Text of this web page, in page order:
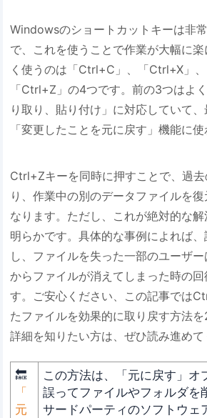
Windowsのショートカットキーは非
で、これを使うことで作業が大幅に
く使うのは「Ctrl+C」、「Ctrl+X」、
「Ctrl+Z」の4つです。前の3つはよ
り取り、貼り付け」に対応していて
「変更したことを元に戻す」機能に使
Ctrl+Zキーを同時に押すことで、過
り、作業中の別のデータファイルを
なります。ただし、これが絶対的な
明らかです。具体的な事例によれば
し、ファイルを失った一部のユーザ
からファイルが消えてしまった時の
す。ご安心ください、この記事では
たファイルを効果的に取り戻す方法を
詳細を知りたい方は、ぜひ読み進めて
🔙
「
元
この方法は、「元に戻す」オ
誤ってファイルやフォルダを
サードパーティのソフトウェ